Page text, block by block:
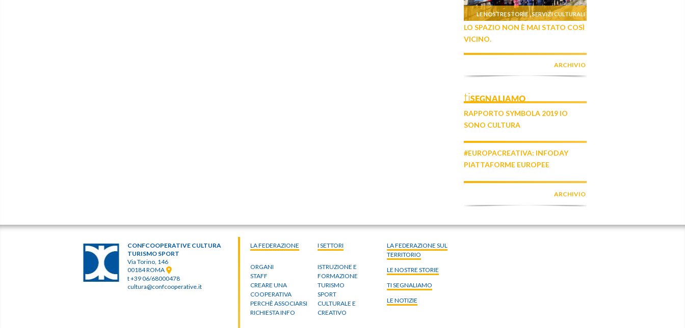
LE NOSTRE STORIE ,SERVIZI CULTURALI
LO SPAZIO NON È MAI STATO COSÌ
VICINO.
ARCHIVIO
tiSEGNALIAMO
RAPPORTO SYMBOLA 2019 IO
SONO CULTURA
#EUROPACREATIVA: INFODAY
PIATTAFORME EUROPEE
ARCHIVIO
LA FEDERAZIONE
ORGANI
STAFF
CREARE UNA
COOPERATIVA
PERCHÈ ASSOCIARSI
RICHIESTA INFO
LA FEDERAZIONE SUL
TERRITORIO
I SETTORI
ISTRUZIONE E
FORMAZIONE
TURISMO
SPORT
CULTURALE E
CREATIVO
LE NOSTRE STORIE
TI SEGNALIAMO
LE NOTIZIE
CONFCOOPERATIVE CULTURA
TURISMO SPORT
Via Torino, 146
00184 ROMA
t +39 06/68000478
cultura@confcooperative.it